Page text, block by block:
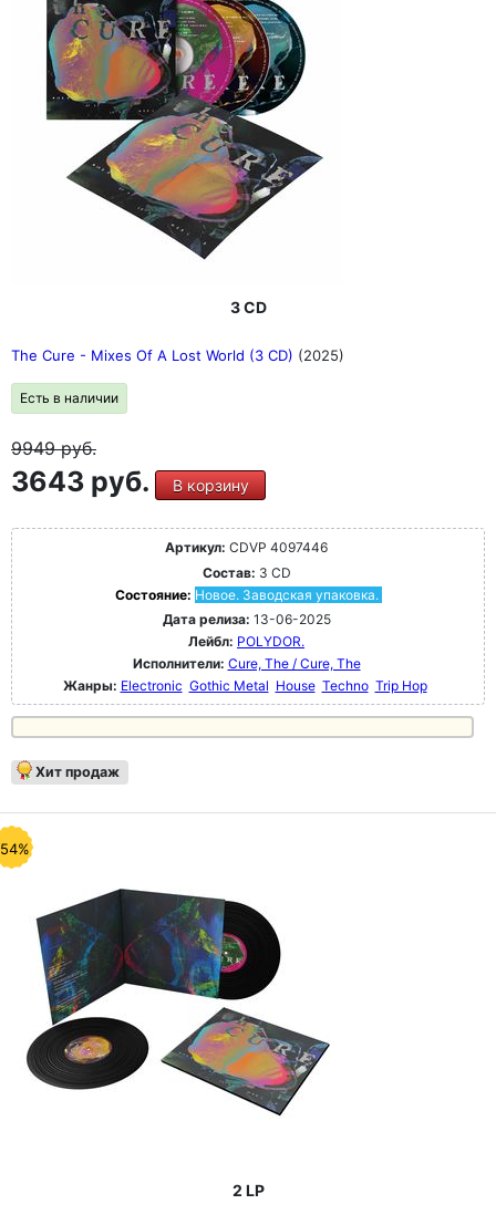
3 CD
The Cure - Mixes Of A Lost World (3 CD) (2025)
Есть в наличии
9949руб.
3643 руб. В корзину
Артикул: CDVP 4097446
Состав: 3 CD
Состояние: Новое. Заводская упаковка.
Дата релиза: 13-06-2025
Лейбл: POLYDOR.
Исполнители: Cure, The / Cure, The
Жанры: Electronic Gothic Metal House Techno Trip Hop
Хит продаж
2 LP